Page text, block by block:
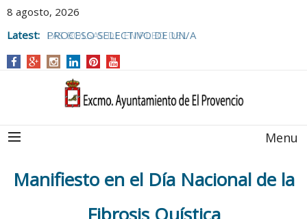
8 agosto, 2026
Latest: PROCESO SELECTIVO DE UN/A
PARA EL
CAMPUS DE VERANO 2026.
Menu
Manifiesto en el Día Nacional de la